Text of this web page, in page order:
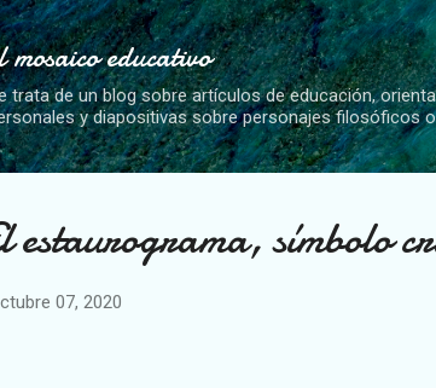
Ir al
mosaico educativo
trata de un blog sobre artículos de educación,
y diapositivas sobre personajes filosóficos
estaurograma, símbolo
07, 2020